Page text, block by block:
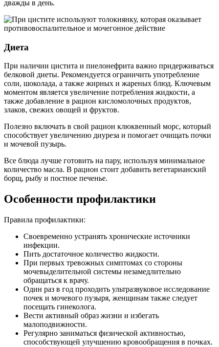
дважды в день.
Диета
При наличии цистита и пиелонефрита важно придерживаться
белковой диеты. Рекомендуется ограничить употребление
соли, шоколада, а также жирных и жареных блюд. Ключевым
моментом является увеличение потребления жидкости, а
также добавление в рацион кисломолочных продуктов,
злаков, свежих овощей и фруктов.
Полезно включать в свой рацион клюквенный морс, который
способствует увеличению диуреза и помогает очищать почки
и мочевой пузырь.
Все блюда лучше готовить на пару, используя минимальное
количество масла. В рацион стоит добавить вегетарианский
борщ, рыбу и постное печенье.
Особенности профилактики
Правила профилактики:
Своевременно устранять хронические источники
инфекции.
Пить достаточное количество жидкости.
При первых тревожных симптомах со стороны
мочевыделительной системы незамедлительно
обращаться к врачу.
Один раз в год проходить ультразвуковое исследование
почек и мочевого пузыря, женщинам также следует
посещать гинеколога.
Вести активный образ жизни и избегать
малоподвижности.
Регулярно заниматься физической активностью,
способствующей улучшению кровообращения в почках.